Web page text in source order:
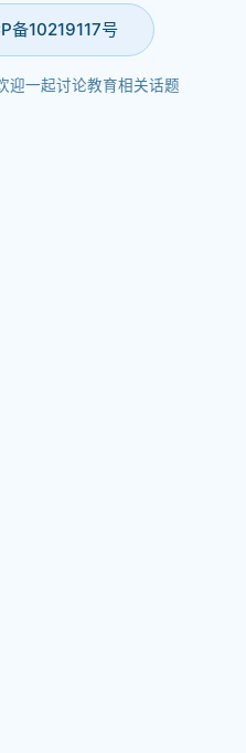
备10219117号
迎一起讨论教育相关话题